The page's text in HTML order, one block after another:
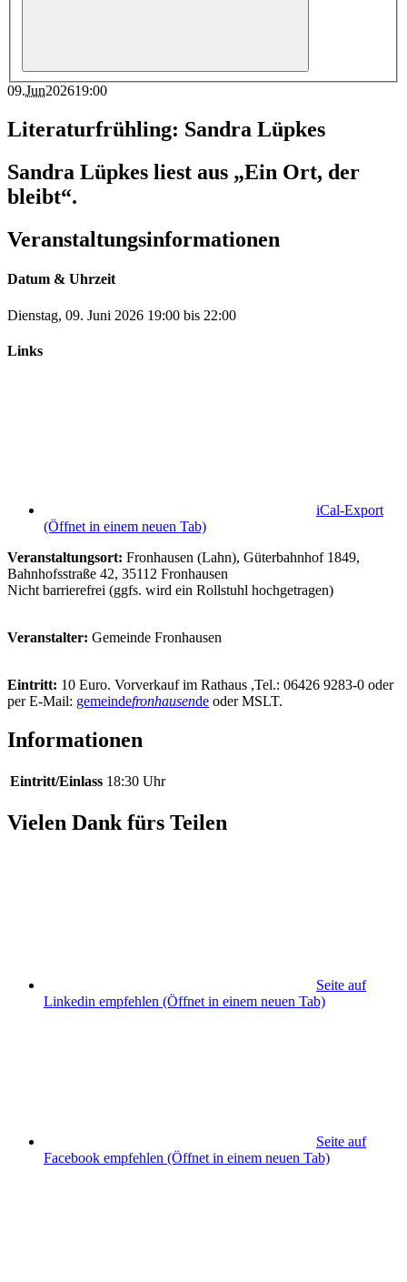
09.Jun202619:00
Literaturfrühling: Sandra Lüpkes
Sandra Lüpkes liest aus „Ein Ort, der
bleibt“.
Veranstaltungsinformationen
Datum & Uhrzeit
Dienstag, 09. Juni 2026 19:00 bis 22:00
Links
iCal-Export
(Öffnet in einem neuen Tab)
Veranstaltungsort: Fronhausen (Lahn), Güterbahnhof 1849,
Bahnhofsstraße 42, 35112 Fronhausen
Nicht barrierefrei (ggfs. wird ein Rollstuhl hochgetragen)
Veranstalter: Gemeinde Fronhausen
Eintritt: 10 Euro. Vorverkauf im Rathaus ,Tel.: 06426 9283-0 oder
per E-Mail: gemeindefronhausende oder MSLT.
Informationen
Eintritt/Einlass 18:30 Uhr
Vielen Dank fürs Teilen
Seite auf
Linkedin empfehlen (Öffnet in einem neuen Tab)
Seite auf
Facebook empfehlen (Öffnet in einem neuen Tab)